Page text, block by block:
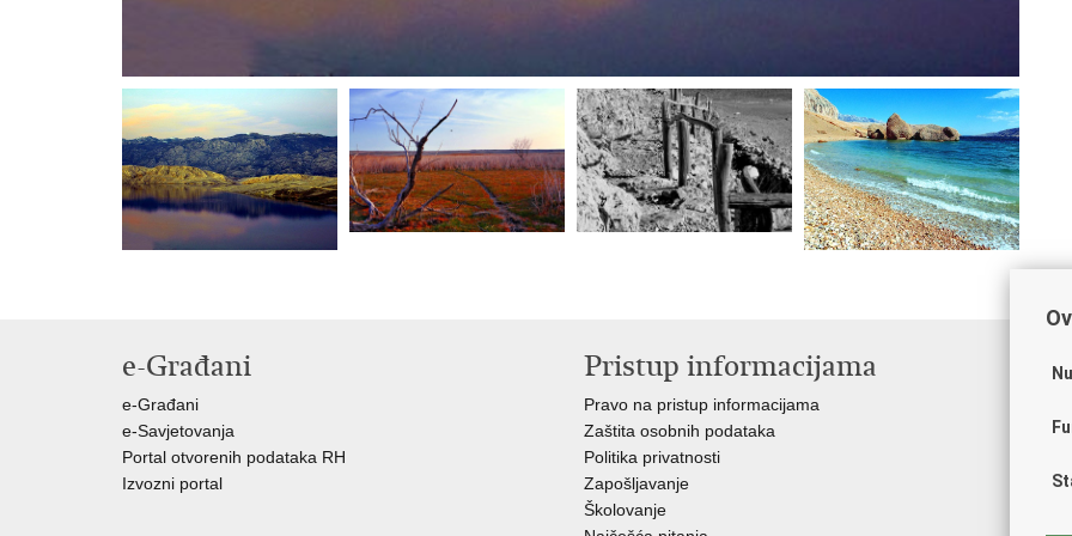
e-Građani
e-Građani
e-Savjetovanja
Portal otvorenih podataka RH
Izvozni portal
Pristup informacijama
Pravo na pristup informacijama
Zaštita osobnih podataka
Politika privatnosti
Zapošljavanje
Školovanje